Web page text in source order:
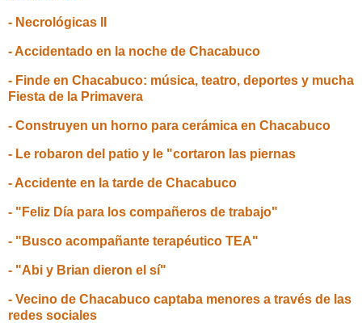
- Necrológicas II
- Accidentado en la noche de Chacabuco
- Finde en Chacabuco: música, teatro, deportes y mucha
Fiesta de la Primavera
- Construyen un horno para cerámica en Chacabuco
- Le robaron del patio y le "cortaron las piernas
- Accidente en la tarde de Chacabuco
- "Feliz Día para los compañeros de trabajo"
- "Busco acompañante terapéutico TEA"
- "Abi y Brian dieron el sí"
- Vecino de Chacabuco captaba menores a través de las
redes sociales